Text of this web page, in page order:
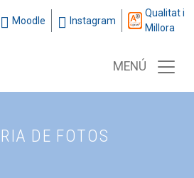
Moodle Instagram
Qualitat i
Millora
MENÚ
DE FOTOS